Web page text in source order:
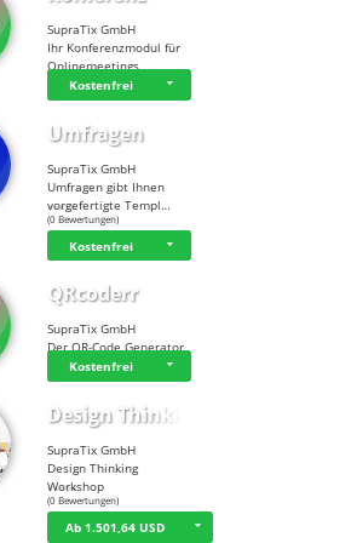
SupraTix GmbH
Ihr Konferenzmodul für
Onlinemeetings
Kostenfrei
Umfragen
SupraTix GmbH
Umfragen gibt Ihnen
vorgefertigte Templ…
☆☆☆☆☆
(0 Bewertungen)
Kostenfrei
QRcoderr
SupraTix GmbH
Der QR-Code Generator
Kostenfrei
Design Thinking…
SupraTix GmbH
Design Thinking
Workshop
☆☆☆ ☆☆
(0 Bewertungen)
Ab 1.501,64 USD